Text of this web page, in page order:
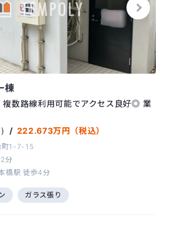
棟
複数路線利用可能でアクセス良好◎ 業
/ 222.673万円（税込）
町1-7-15
分
橋駅 徒歩4分
ガラス張り